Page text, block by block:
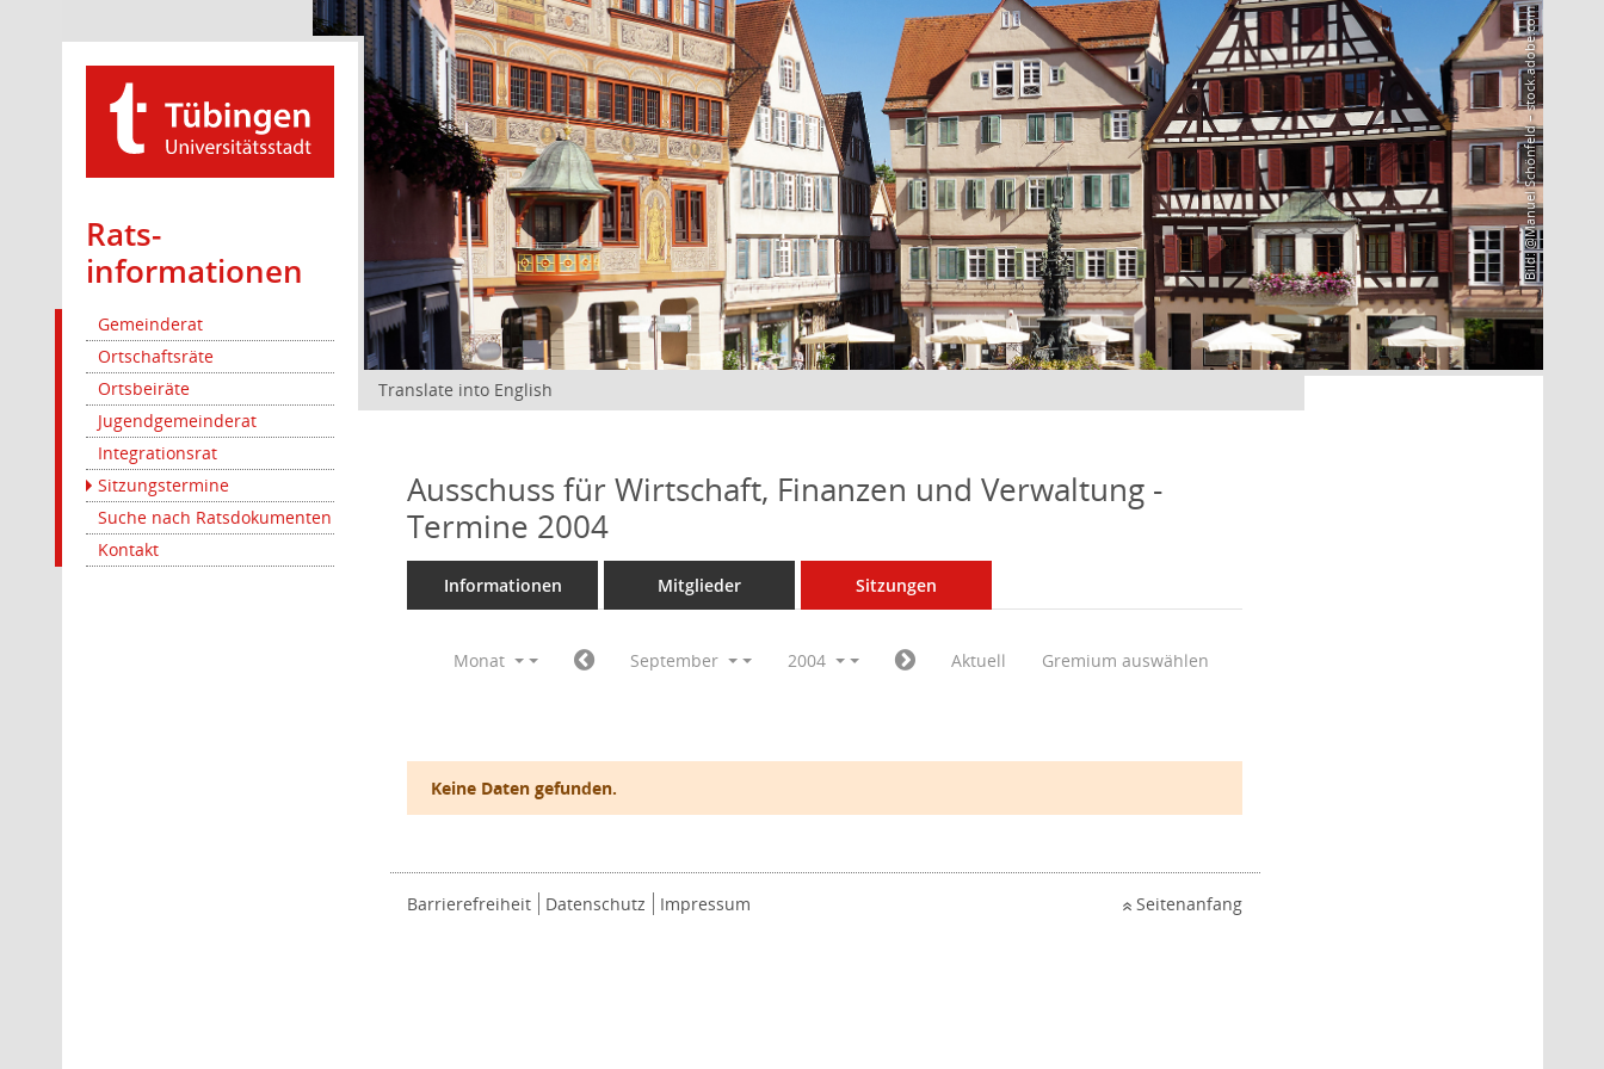
Rats­
informationen
Gemeinderat
Ortschaftsräte
Ortsbeiräte
Jugendgemeinderat
Integrationsrat
Sitzungstermine
Suche nach Ratsdokumenten
Kontakt
Bild: @Manuel Schönfeld – stock.adobe.com
Translate into English
Ausschuss für Wirtschaft, Finanzen und Verwaltung -
Termine 2004
Informationen Mitglieder Sitzungen
Monat September 2004 Aktuell Gremium auswählen
Keine Daten gefunden.
Barrierefreiheit Datenschutz Impressum Seitenanfang